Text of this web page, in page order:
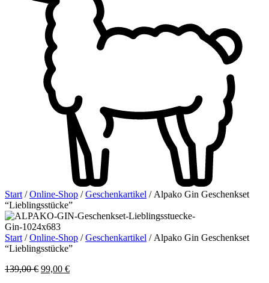
Start /Online-Shop /Geschenkartikel / Alpako Gin Geschenkset
“Lieblingsstücke”
Start /Online-Shop /Geschenkartikel / Alpako Gin Geschenkset
“Lieblingsstücke”
139,00€ Ursprünglicher
99,00 €Aktueller